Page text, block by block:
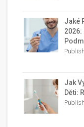
Jaké
Jak
Děti: